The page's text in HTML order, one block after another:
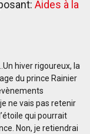
Aides à la
hiver rigoureux, la
du prince Rainier
ne vais pas retenir
qui pourrait
Non, je retiendrai